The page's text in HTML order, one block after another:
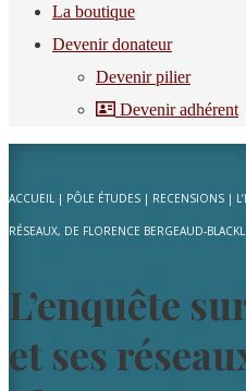
La boutique
Devenir donateur
Devenir pilier
Devenir adhérent
ACCUEIL | PÔLE ÉTUDES | RECENSIONS |
RÉSEAUX, DE FLORENCE BERGEAUD-
L’enquête
et ses